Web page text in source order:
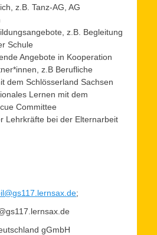
z.B. Tanz-AG, AG
z.B. Begleitung
Schule
Angebote in Kooperation
z.B Berufliche
dem Schlösserland Sachsen
Lernen mit dem
Committee
Lehrkräfte bei der Elternarbeit
;
gGmbH